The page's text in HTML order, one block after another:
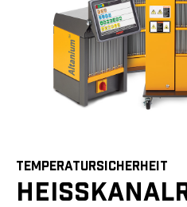
TEMPERATURSICHERHEIT